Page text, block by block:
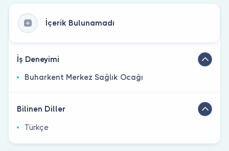
İçerik Bulunamadı
İş Deneyimi
Buharkent Merkez Sağlık Ocağı
Bilinen Diller
Türkçe